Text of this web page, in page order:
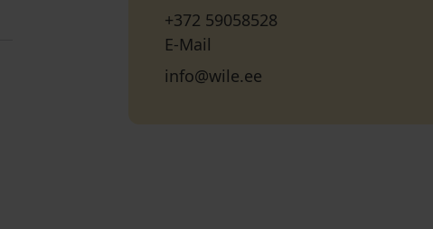
+372 59058528
E-Mail
info@wile.ee